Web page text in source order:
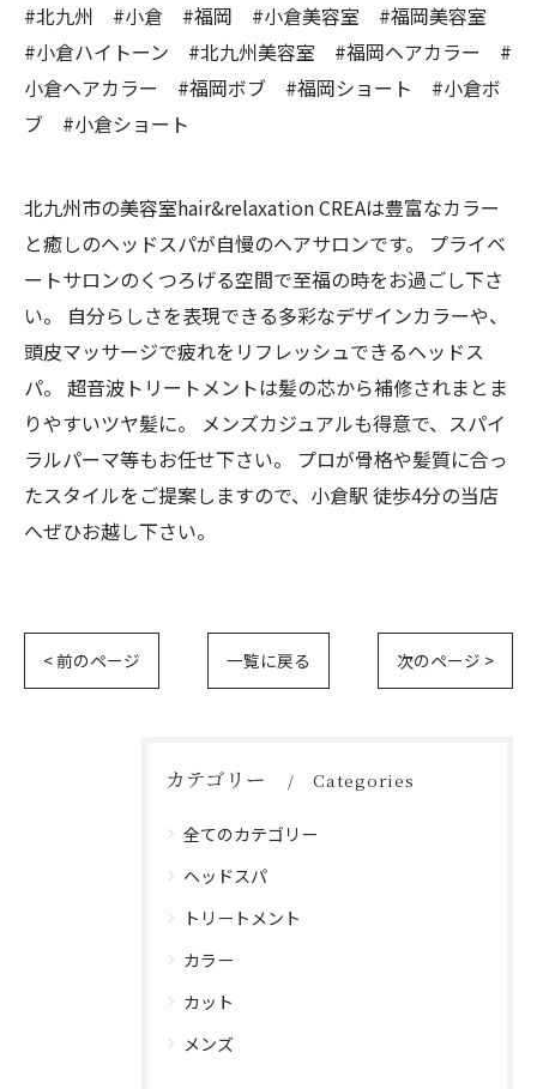
#北九州 #小倉 #福岡 #小倉美容室 #福岡美容室
#小倉ハイトーン #北九州美容室 #福岡ヘアカラー #
小倉ヘアカラー #福岡ボブ #福岡ショート #小倉ボ
ブ #小倉ショート
北九州市の美容室hair&relaxation CREAは豊富なカラー
と癒しのヘッドスパが自慢のヘアサロンです。 プライベ
ートサロンのくつろげる空間で至福の時をお過ごし下さ
い。 自分らしさを表現できる多彩なデザインカラーや、
頭皮マッサージで疲れをリフレッシュできるヘッドス
パ。 超音波トリートメントは髪の芯から補修されまとま
りやすいツヤ髪に。 メンズカジュアルも得意で、スパイ
ラルパーマ等もお任せ下さい。 プロが骨格や髪質に合っ
たスタイルをご提案しますので、小倉駅 徒歩4分の当店
へぜひお越し下さい。
< 前のページ 一覧に戻る 次のページ >
カテゴリー Categories
全てのカテゴリー
ヘッドスパ
トリートメント
カラー
カット
メンズ